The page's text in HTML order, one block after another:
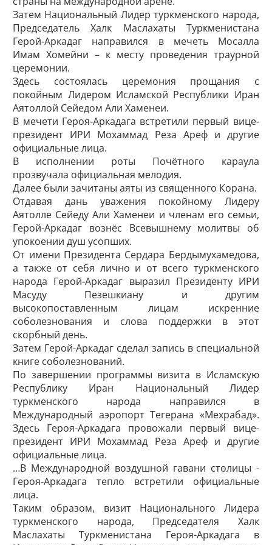
Затем Национальный ­Лидер туркменского народа,
Председатель Халк Маслахаты Туркменистана
Герой-Аркадаг направился в мечеть Мосалла
Имам Хомейни – к месту проведения траурной
церемонии.
Здесь состоялась церемония прощания с
покойным ­Лидером Исламской Республики Иран
Аятоллой Сейедом Али Хаменеи.
В мечети Героя-Аркадага встретили первый вице-
президент ИРИ Мохаммад Реза Ареф и другие
официальные лица.
В исполнении роты Почётного караула
прозвучала официальная мелодия.
Далее были зачитаны аяты из священного Корана.
Отдавая дань уважения покойному Лидеру
Аятолле ­Сейеду Али Хаменеи и членам его ­семьи,
Герой-Аркадаг вознёс Всевышнему молитвы об
упокоении душ усопших.
От имени Президента Сердара Бердымухамедова,
а также от себя лично и от всего туркменского
народа Герой-Аркадаг выразил Президенту ИРИ
Масуду Пезешкиану и другим
высокопоставленным лицам искренние
соболезнования и слова поддержки в этот
скорбный день.
Затем Герой-Аркадаг сделал запись в специальной
книге соболезнований.
По завершении программы визита в Исламскую
Республику Иран Национальный Лидер
туркменского народа направился в
Международный аэропорт Тегерана «Мехрабад».
Здесь Героя-Аркадага провожали первый вице-
президент ИРИ Мохаммад Реза Ареф и другие
официальные лица.
…В Международной воздушной гавани столицы ­
Героя-Аркадага тепло встретили официальные
лица.
Таким образом, визит Национального Лидера
туркменского народа, Председателя Халк
Маслахаты Туркменистана Героя-Аркадага в